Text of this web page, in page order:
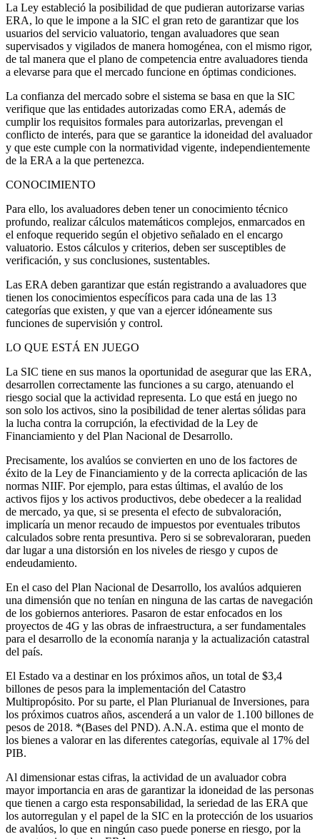
La Ley estableció la posibilidad de que pudieran autorizarse varias
ERA, lo que le impone a la SIC el gran reto de garantizar que los
usuarios del servicio valuatorio, tengan avaluadores que sean
supervisados y vigilados de manera homogénea, con el mismo rigor,
de tal manera que el plano de competencia entre avaluadores tienda
a elevarse para que el mercado funcione en óptimas condiciones.
La confianza del mercado sobre el sistema se basa en que la SIC
verifique que las entidades autorizadas como ERA, además de
cumplir los requisitos formales para autorizarlas, prevengan el
conflicto de interés, para que se garantice la idoneidad del avaluador
y que este cumple con la normatividad vigente, independientemente
de la ERA a la que pertenezca.
CONOCIMIENTO
Para ello, los avaluadores deben tener un conocimiento técnico
profundo, realizar cálculos matemáticos complejos, enmarcados en
el enfoque requerido según el objetivo señalado en el encargo
valuatorio. Estos cálculos y criterios, deben ser susceptibles de
verificación, y sus conclusiones, sustentables.
Las ERA deben garantizar que están registrando a avaluadores que
tienen los conocimientos específicos para cada una de las 13
categorías que existen, y que van a ejercer idóneamente sus
funciones de supervisión y control.
LO QUE ESTÁ EN JUEGO
La SIC tiene en sus manos la oportunidad de asegurar que las ERA,
desarrollen correctamente las funciones a su cargo, atenuando el
riesgo social que la actividad representa. Lo que está en juego no
son solo los activos, sino la posibilidad de tener alertas sólidas para
la lucha contra la corrupción, la efectividad de la Ley de
Financiamiento y del Plan Nacional de Desarrollo.
Precisamente, los avalúos se convierten en uno de los factores de
éxito de la Ley de Financiamiento y de la correcta aplicación de las
normas NIIF. Por ejemplo, para estas últimas, el avalúo de los
activos fijos y los activos productivos, debe obedecer a la realidad
de mercado, ya que, si se presenta el efecto de subvaloración,
implicaría un menor recaudo de impuestos por eventuales tributos
calculados sobre renta presuntiva. Pero si se sobrevaloraran, pueden
dar lugar a una distorsión en los niveles de riesgo y cupos de
endeudamiento.
En el caso del Plan Nacional de Desarrollo, los avalúos adquieren
una dimensión que no tenían en ninguna de las cartas de navegación
de los gobiernos anteriores. Pasaron de estar enfocados en los
proyectos de 4G y las obras de infraestructura, a ser fundamentales
para el desarrollo de la economía naranja y la actualización catastral
del país.
El Estado va a destinar en los próximos años, un total de $3,4
billones de pesos para la implementación del Catastro
Multipropósito. Por su parte, el Plan Plurianual de Inversiones, para
los próximos cuatros años, ascenderá a un valor de 1.100 billones de
pesos de 2018. *(Bases del PND). A.N.A. estima que el monto de
los bienes a valorar en las diferentes categorías, equivale al 17% del
PIB.
Al dimensionar estas cifras, la actividad de un avaluador cobra
mayor importancia en aras de garantizar la idoneidad de las personas
que tienen a cargo esta responsabilidad, la seriedad de las ERA que
los autorregulan y el papel de la SIC en la protección de los usuarios
de avalúos, lo que en ningún caso puede ponerse en riesgo, por la